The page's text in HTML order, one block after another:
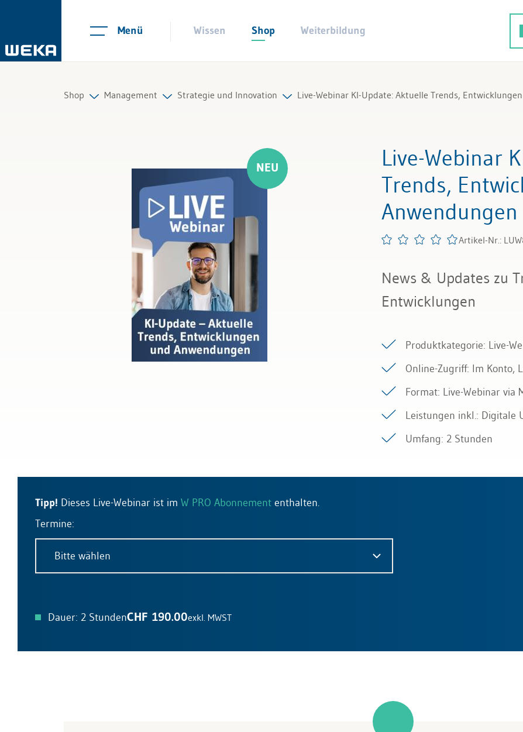
Menü Wissen Shop Weiterbildung
Shop
Führung & Kompetenzen
Finanzen & Steuern
Bau & Immobilien
Management
Organisation
Marketing & Verkauf
Strategie und Innovation Live-Webinar KI-Update: Aktuelle Trends,
Live-Webinar
Trends,
Anwendungen
Artikel-Nr.:
News & Updates zu
Entwicklungen
Produktkategorie: Live-
Online-Zugriff: Im Konto,
Format: Live-Webinar via
Leistungen inkl.: Digitale
Umfang: 2 Stunden
Tipp! Dieses Live-Webinar ist im W PRO Abonnement enthalten.
Termine:
Bitte wählen
Dauer: 2 StundenCHF 190.00exkl. MWST